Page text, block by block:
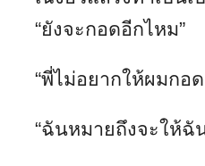
“ยังจะกอดอีกไหม”
“พี่ไม่อยากให้ผมกอด
“ฉันหมายถึงจะให้ฉั